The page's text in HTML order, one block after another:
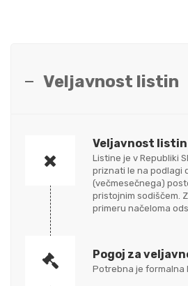
Veljavnost listin
Veljavnost listin
Listine je v Republiki
priznati le na podlagi
(večmesečnega)
pristojnim sodiščem.
primeru načeloma
Pogoj za
Potrebna je formalna